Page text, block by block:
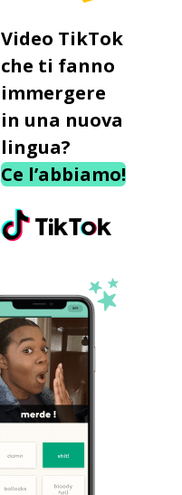
Video TikTok
che ti fanno
immergere
in una nuova
lingua?
Ce l’abbiamo!